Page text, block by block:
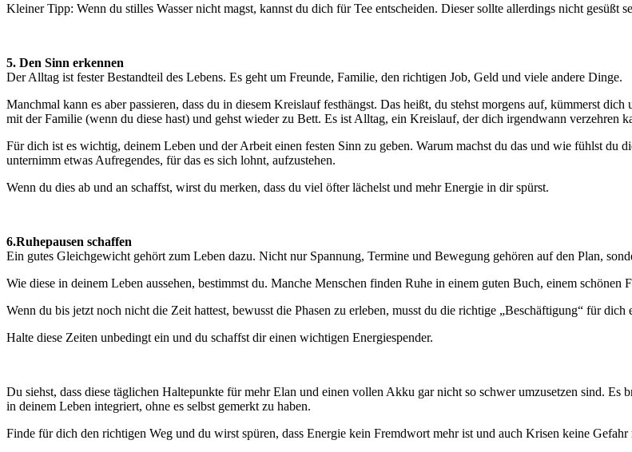
Kleiner Tipp: Wenn du stilles Wasser nicht magst, kannst du dich für Tee entscheiden. Dieser sollte allerdings nicht gesüßt
5. Den Sinn erkennen
Der Alltag ist fester Bestandteil des Lebens. Es geht um Freunde, Familie, den richtigen Job, Geld und viele andere Dinge.
Manchmal kann es aber passieren, dass du in diesem Kreislauf festhängst. Das heißt, du stehst morgens auf, kümmerst
mit der Familie (wenn du diese hast) und gehst wieder zu Bett. Es ist Alltag, ein Kreislauf, der dich irgendwann verzehren
Für dich ist es wichtig, deinem Leben und der Arbeit einen festen Sinn zu geben. Warum machst du das und wie fühlst du
unternimm etwas Aufregendes, für das es sich lohnt, aufzustehen.
Wenn du dies ab und an schaffst, wirst du merken, dass du viel öfter lächelst und mehr Energie in dir spürst.
6.Ruhepausen schaffen
Ein gutes Gleichgewicht gehört zum Leben dazu. Nicht nur Spannung, Termine und Bewegung gehören auf den Plan,
Wie diese in deinem Leben aussehen, bestimmst du. Manche Menschen finden Ruhe in einem guten Buch, einem schönen
Wenn du bis jetzt noch nicht die Zeit hattest, bewusst die Phasen zu erleben, musst du die richtige „Beschäftigung“ für dich
Halte diese Zeiten unbedingt ein und du schaffst dir einen wichtigen Energiespender.
Du siehst, dass diese täglichen Haltepunkte für mehr Elan und einen vollen Akku gar nicht so schwer umzusetzen sind.
in deinem Leben integriert, ohne es selbst gemerkt zu haben.
Finde für dich den richtigen Weg und du wirst spüren, dass Energie kein Fremdwort mehr ist und auch Krisen keine